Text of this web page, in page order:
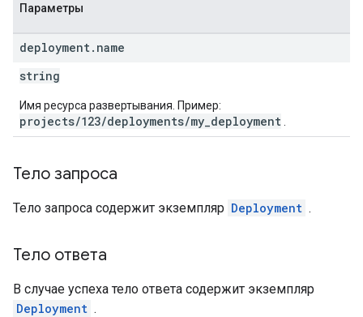
Параметры
deployment. name
string
Имя ресурса развертывания. Пример:
projects/123/deployments/my_deployment
Тело запроса
Тело запроса содержит экземпляр Deployment .
Тело ответа
В случае успеха тело ответа содержит экземпляр
Deployment .